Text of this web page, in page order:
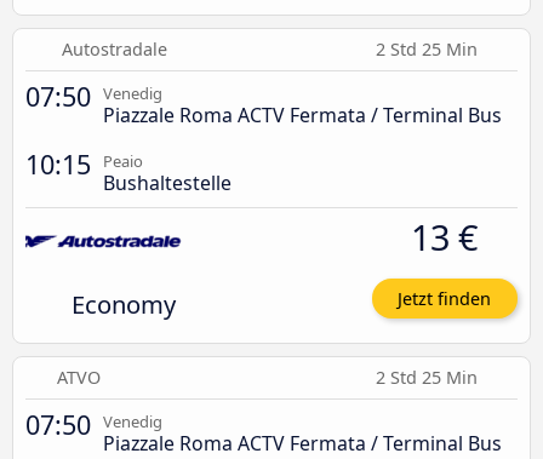
Autostradale 2 Std 25 Min
07:50 Venedig
Piazzale Roma ACTV Fermata / Terminal Bus
10:15 Peaio
Bushaltestelle
Economy
13 €
Jetzt finden
ATVO 2 Std 25 Min
07:50 Venedig
Piazzale Roma ACTV Fermata / Terminal Bus